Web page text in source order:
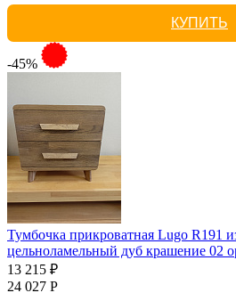
КУПИТЬ
-45%
Тумбочка прикроватная Lugo R191
цельноламельный дуб крашение 02
13 215 ₽
24 027 Р